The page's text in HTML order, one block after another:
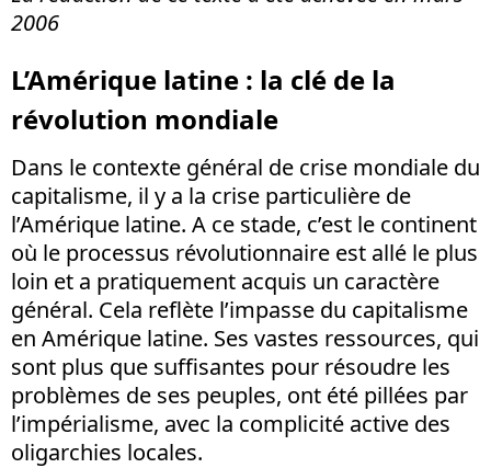
2006
L’Amérique latine : la clé de la
révolution mondiale
Dans le contexte général de crise mondiale du
capitalisme, il y a la crise particulière de
l’Amérique latine. A ce stade, c’est le continent
où le processus révolutionnaire est allé le plus
loin et a pratiquement acquis un caractère
général. Cela reflète l’impasse du capitalisme
en Amérique latine. Ses vastes ressources, qui
sont plus que suffisantes pour résoudre les
problèmes de ses peuples, ont été pillées par
l’impérialisme, avec la complicité active des
oligarchies locales.